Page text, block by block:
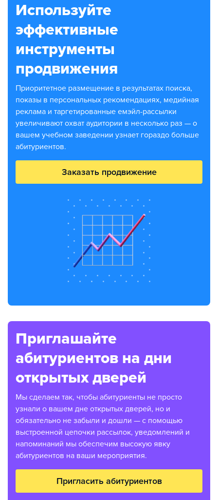
Используйте
эффективные
инструменты
продвижения
Приоритетное размещение в результатах поиска,
показы в персональных рекомендациях, медийная
реклама и таргетированные емэйл-рассылки
увеличивают охват аудитории в несколько раз — о
вашем учебном заведении узнает гораздо больше
абитуриентов.
Заказать продвижение
Приглашайте
абитуриентов на дни
открытых дверей
Мы сделаем так, чтобы абитуриенты не просто
узнали о вашем дне открытых дверей, но и
обязательно не забыли и дошли — с помощью
выстроенной цепочки рассылок, уведомлений и
напоминаний мы обеспечим высокую явку
абитуриентов на ваши мероприятия.
Пригласить абитуриентов